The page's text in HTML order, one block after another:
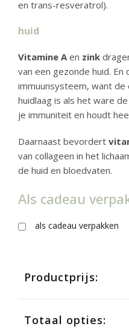
en trans-resveratrol).
huid
Vitamine Aen zink
van een gezonde huid.
immuunsysteem, want
huidlaag is als het ware
je immuniteit en houdt
Daarnaast bevordert
van collageen in het
de huid en bloedvaten.
Als cadeau
als cadeau verpakken
Productprijs:
Totaal opties: